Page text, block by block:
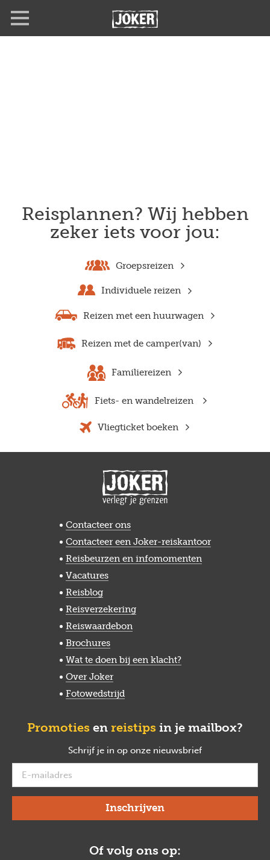
Reisplannen? Wij hebben
zeker iets voor jou:
Groepsreizen
Individuele reizen
Reizen met een huurwagen
Reizen met de camper(van)
Familiereizen
Fiets- en wandelreizen
Vliegticket boeken
Contacteer ons
Contacteer een Joker-reiskantoor
Reisbeurzen en infomomenten
Vacatures
Reisblog
Reisverzekering
Reiswaardebon
Brochures
Wat te doen bij een klacht?
Over Joker
Fotowedstrijd
Promoties en reistips in je mailbox?
Schrijf je in op onze nieuwsbrief
Of volg ons op: